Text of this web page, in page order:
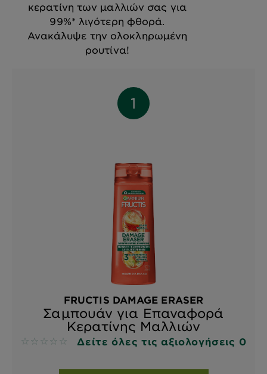
κερατίνη των μαλλιών σας για
99%* λιγότερη φθορά.
Ανακάλυψε την ολοκληρωμένη
ρουτίνα!
FRUCTIS DAMAGE ERASER
Σαμπουάν για Επαναφορά
Κερατίνης Μαλλιών
No reviews Δείτε όλες τις αξιολογήσεις 0